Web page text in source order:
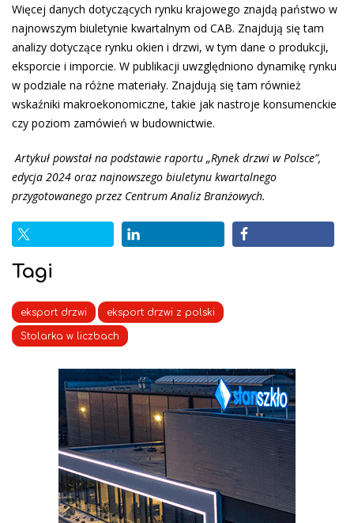
Więcej danych dotyczących rynku krajowego znajdą państwo w
najnowszym biuletynie kwartalnym od CAB. Znajdują się tam
analizy dotyczące rynku okien i drzwi, w tym dane o produkcji,
eksporcie i imporcie. W publikacji uwzględniono dynamikę rynku
w podziale na różne materiały. Znajdują się tam również
wskaźniki makroekonomiczne, takie jak nastroje konsumenckie
czy poziom zamówień w budownictwie.
Artykuł powstał na podstawie raportu „Rynek drzwi w Polsce”,
edycja 2024 oraz najnowszego biuletynu kwartalnego
przygotowanego przez Centrum Analiz Branżowych.
Tagi
eksport drzwi eksport drzwi z polski
Stolarka w liczbach